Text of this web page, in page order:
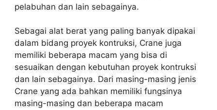
pelabuhan dan lain sebagainya.
Sebagai alat berat yang paling banyak dipakai
dalam bidang proyek kontruksi, Crane juga
memiliki beberapa macam yang bisa di
sesuaikan dengan kebutuhan proyek kontruksi
dan lain sebagainya. Dari masing-masing jenis
Crane yang ada bahkan memiliki fungsinya
masing-masing dan beberapa macam